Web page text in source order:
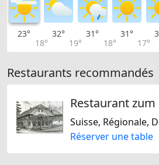
23°
18°
32°
19°
31°
18°
31°
17°
Restaurants recommandés
Restaurant zum
Suisse, Régionale,
Réserver une table